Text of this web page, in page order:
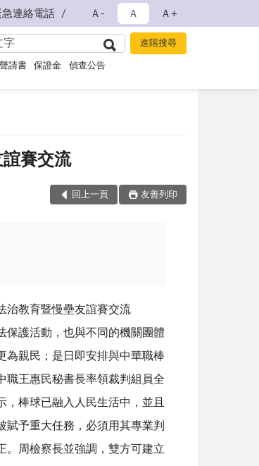
急連絡電話 Ａ- Ａ Ａ+
聲請書 保證金 偵查公告
賽交流
回上一頁 友善列印
治教育暨慢壘友誼賽交流
護活動，也與不同的機關團體
為親民；是日即安排與中華職棒
職王惠民秘書長率領裁判組員全
棒球已融入人民生活中，並且
賦予重大任務，必須用其專業判
。周檢察長並強調，雙方可建立